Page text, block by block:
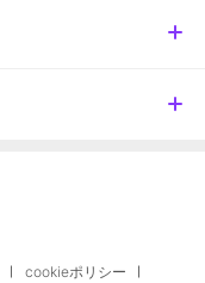
cookieポリシー